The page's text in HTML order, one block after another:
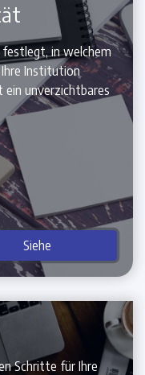
in welchem
Ihre Institution
unverzichtbares
Siehe
Schritte für Ihre